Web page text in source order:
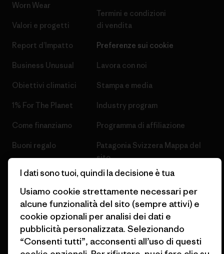
Worn Wear
Valori e progetti
Report d’Impatto
Business Unusual
Obiettivi climatici
1% For The Planet
Come finanziamo
Buoni regalo
Termini e condizioni
di vendita
Preferenze sui cookie
Lavora con noi
Stampa e media
Industry program
Programma di affiliazione
Patagonia Svizzera Mappa del
sito
© 2026 Patagonia, Inc. All Rights Reserved.
I dati sono tuoi, quindi la decisione è tua
Usiamo cookie strettamente necessari per
alcune funzionalità del sito (sempre attivi) e
cookie opzionali per analisi dei dati e
pubblicità personalizzata. Selezionando
“Consenti tutti”, acconsenti all’uso di questi